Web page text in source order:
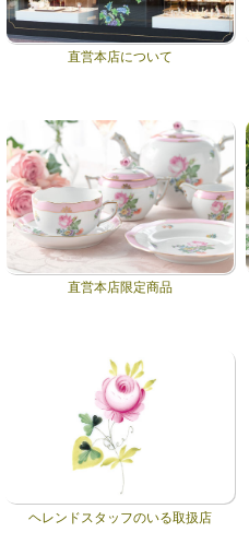
直営本店について
直営本店限定商品
ヘレンドスタッフのいる取扱店